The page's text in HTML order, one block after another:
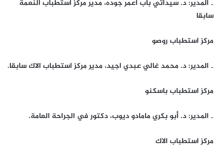
‐ المدير: د. سيداتي باب اعمر جوده، مدير مركز استطباب النعمة
سابقا
مركز استطباب روصو
‐ المدير: د. محمد غالي عبدي اجيد، مدير مركز استطباب الاك سابقا.
مركز استطباب باسكنو
‐ المدير: د. أبو بكري مامادو ديوب، دكتور في الجراحة العامة.
مركز استطباب الاك